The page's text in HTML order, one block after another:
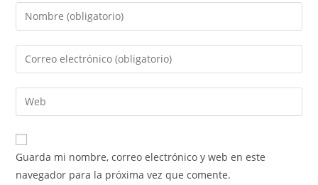
Introduce
tu
nombre
de
usuario
para
comentar
Introduce
tu
dirección
de
electrónico
para
comentar
Introduce
la
URL
de
Guarda mi nombre, correo electrónico y web en este
navegador para la próxima vez que comente.